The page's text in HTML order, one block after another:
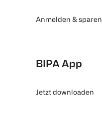
Anmelden & sparen
BIPA App
Jetzt downloaden